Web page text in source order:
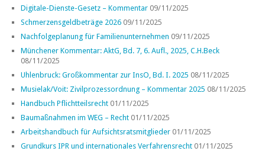
Digitale-Dienste-Gesetz – Kommentar 09/11/2025
Schmerzensgeldbeträge 2026 09/11/2025
Nachfolgeplanung für Familienunternehmen 09/11/2025
Münchener Kommentar: AktG, Bd. 7, 6. Aufl., 2025, C.H.Beck
08/11/2025
Uhlenbruck: Großkommentar zur InsO, Bd. I. 2025 08/11/2025
Musielak/Voit: Zivilprozessordnung – Kommentar 2025 08/11/2025
Handbuch Pflichtteilsrecht 01/11/2025
Baumaßnahmen im WEG – Recht 01/11/2025
Arbeitshandbuch für Aufsichtsratsmitglieder 01/11/2025
Grundkurs IPR und internationales Verfahrensrecht 01/11/2025